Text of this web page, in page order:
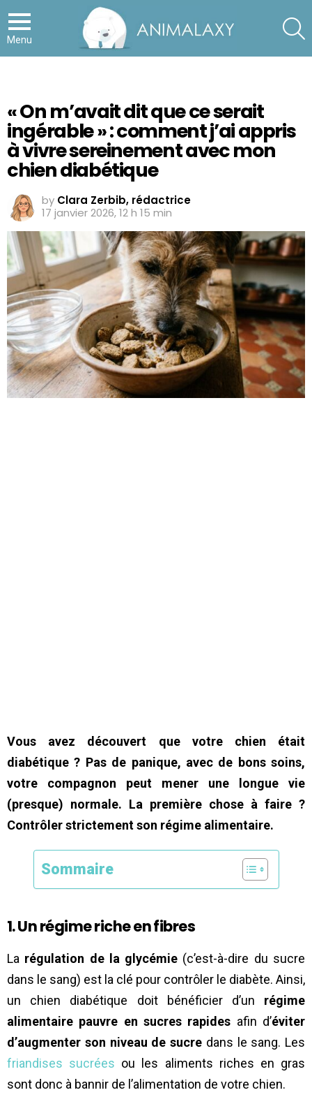
Menu
« On m’avait dit que ce serait
ingérable » : comment j’ai appris
à vivre sereinement avec mon
chien diabétique
by Clara Zerbib, rédactrice
17 janvier 2026, 12 h 15 min
Vous avez découvert que votre chien était
diabétique ? Pas de panique, avec de bons soins,
votre compagnon peut mener une longue vie
(presque) normale. La première chose à faire ?
Contrôler strictement son régime alimentaire.
Sommaire
1. Un régime riche en fibres
La régulation de la glycémie (c’est-à-dire du sucre
dans le sang) est la clé pour contrôler le diabète. Ainsi,
un chien diabétique doit bénéficier d’un régime
alimentaire pauvre en sucres rapides afin d’éviter
d’augmenter son niveau de sucre dans le sang. Les
friandises sucrées ou les aliments riches en gras
sont donc à bannir de l’alimentation de votre chien.